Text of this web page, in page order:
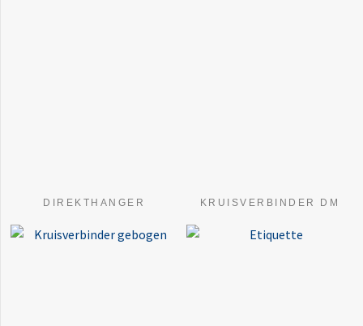
DIREKTHANGER KRUISVERBINDER DM